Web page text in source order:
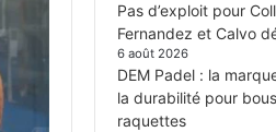
Pas d’exploit pour
Fernandez et Calvo
6 août 2026
DEM Padel : la
la durabilité pour
raquettes